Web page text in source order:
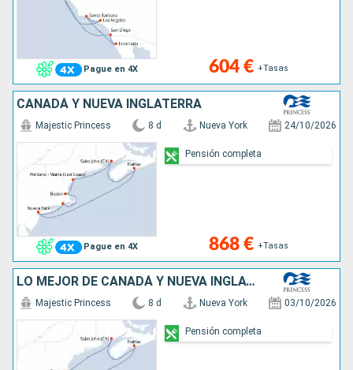
Pague en 4X 604 € +Tasas
CANADÁ Y NUEVA INGLATERRA
Pague en 4X
Majestic Princess 8 d Nueva York 24/10/2026
868 € +Tasas
Pensión completa
LO MEJOR DE CANADÁ Y NUEVA INGLATERRA
Majestic Princess 8 d Nueva York 03/10/2026
Pensión completa